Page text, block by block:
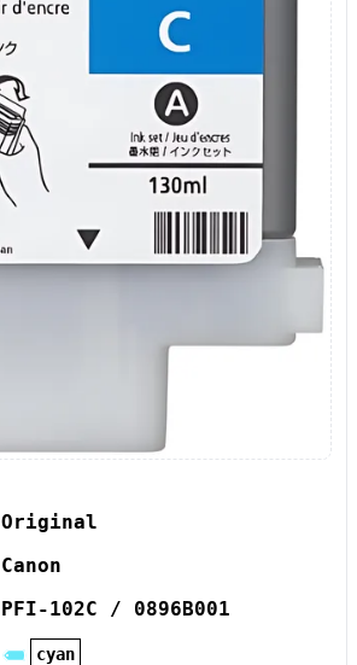
Original
Canon
PFI-102C / 0896B001
cyan